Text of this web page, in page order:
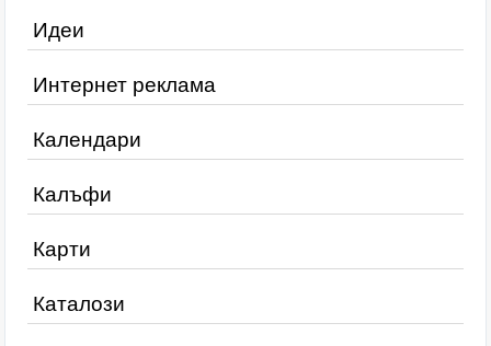
Идеи
Интернет реклама
Календари
Калъфи
Карти
Каталози